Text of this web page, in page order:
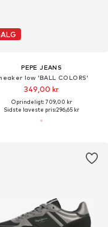
PEPE JEANS
low 'BALL COLORS'
349,00 kr
Oprindeligt: 709,00 kr
Sidste laveste pris:296,65 kr